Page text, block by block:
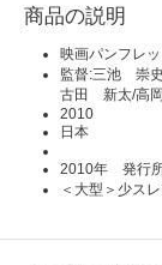
商品の説明
映画パンフレ
監督:三池 崇
古田 新太/高
2010
日本
2010年 発行
＜大型＞少スレ